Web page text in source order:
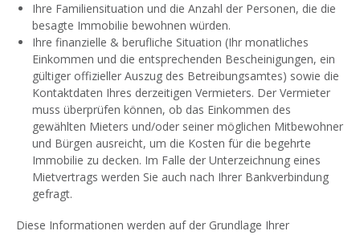
Ihre Familiensituation und die Anzahl der Personen, die die
besagte Immobilie bewohnen würden.
Ihre finanzielle & berufliche Situation (Ihr monatliches
Einkommen und die entsprechenden Bescheinigungen, ein
gültiger offizieller Auszug des Betreibungsamtes) sowie die
Kontaktdaten Ihres derzeitigen Vermieters. Der Vermieter
muss überprüfen können, ob das Einkommen des
gewählten Mieters und/oder seiner möglichen Mitbewohner
und Bürgen ausreicht, um die Kosten für die begehrte
Immobilie zu decken. Im Falle der Unterzeichnung eines
Mietvertrags werden Sie auch nach Ihrer Bankverbindung
gefragt.
Diese Informationen werden auf der Grundlage Ihrer